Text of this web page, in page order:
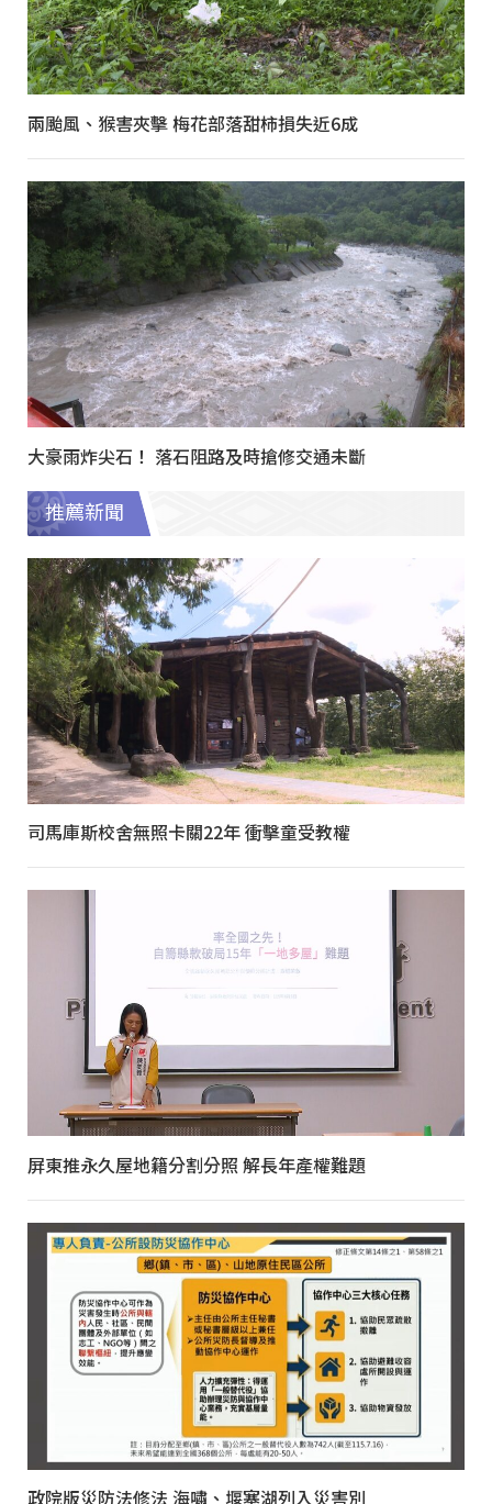
兩颱風、猴害夾擊 梅花部落甜柿損失近6成
大豪雨炸尖石！ 落石阻路及時搶修交通未斷
推薦新聞
司馬庫斯校舍無照卡關22年 衝擊童受教權
屏東推永久屋地籍分割分照 解長年產權難題
政院版災防法修法 海嘯、堰塞湖列入災害別